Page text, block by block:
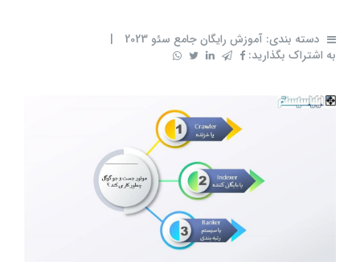
دسته بندی: آموزش رایگان جامع سئو 2023
|
به اشتراک بگذارید: